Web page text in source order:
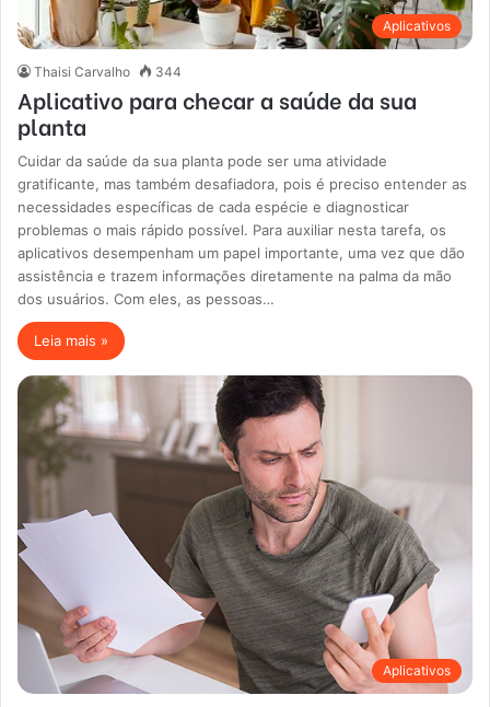
Aplicativos
Thaisi Carvalho 344
Aplicativo para checar a saúde da sua
planta
Cuidar da saúde da sua planta pode ser uma atividade
gratificante, mas também desafiadora, pois é preciso entender as
necessidades específicas de cada espécie e diagnosticar
problemas o mais rápido possível. Para auxiliar nesta tarefa, os
aplicativos desempenham um papel importante, uma vez que dão
assistência e trazem informações diretamente na palma da mão
dos usuários. Com eles, as pessoas…
Leia mais »
Aplicativos